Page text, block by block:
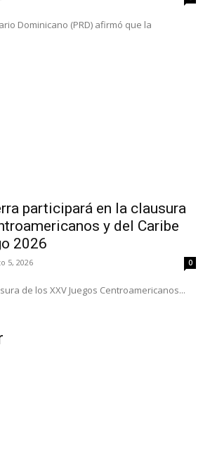
Dominicano (PRD) afirmó que la
participará en la clausura
y del Caribe
2026
5, 2026 0
de los XXV Juegos Centroamericanos...